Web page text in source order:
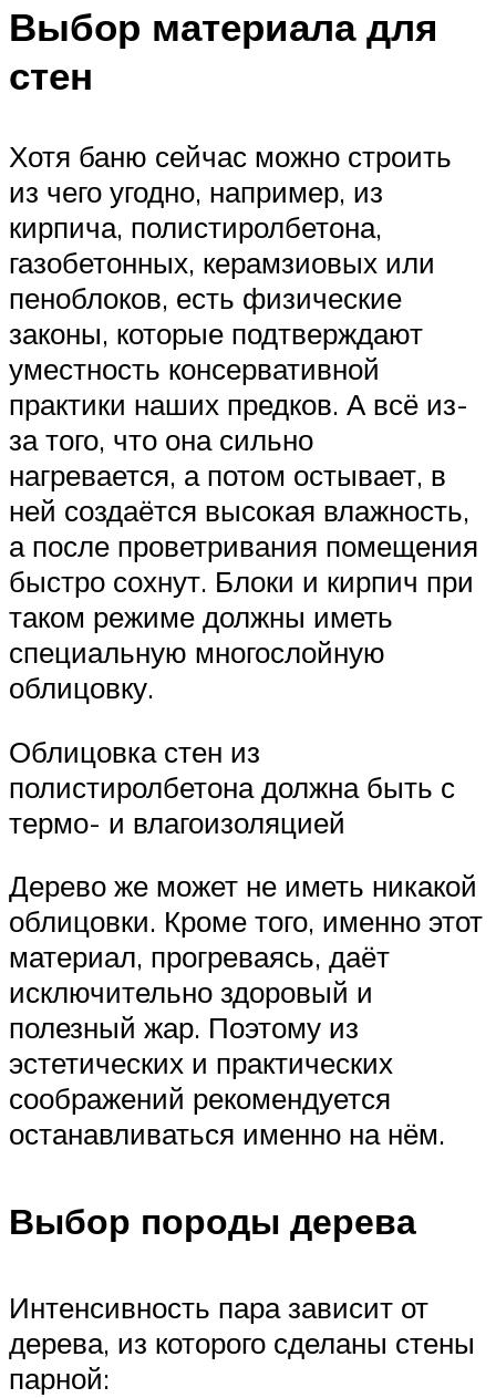
Выбор материала для
стен
Хотя баню сейчас можно строить
из чего угодно, например, из
кирпича, полистиролбетона,
газобетонных, керамзиовых или
пеноблоков, есть физические
законы, которые подтверждают
уместность консервативной
практики наших предков. А всё из-
за того, что она сильно
нагревается, а потом остывает, в
ней создаётся высокая влажность,
а после проветривания помещения
быстро сохнут. Блоки и кирпич при
таком режиме должны иметь
специальную многослойную
облицовку.
Облицовка стен из
полистиролбетона должна быть с
термо- и влагоизоляцией
Дерево же может не иметь никакой
облицовки. Кроме того, именно этот
материал, прогреваясь, даёт
исключительно здоровый и
полезный жар. Поэтому из
эстетических и практических
соображений рекомендуется
останавливаться именно на нём.
Выбор породы дерева
Интенсивность пара зависит от
дерева, из которого сделаны стены
парной: